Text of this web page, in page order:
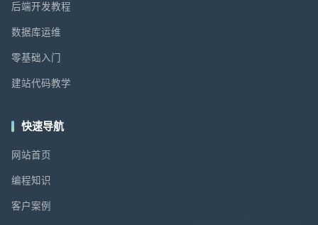
后端开发教程
数据库运维
零基础入门
建站代码教学
快速导航
网站首页
编程知识
客户案例